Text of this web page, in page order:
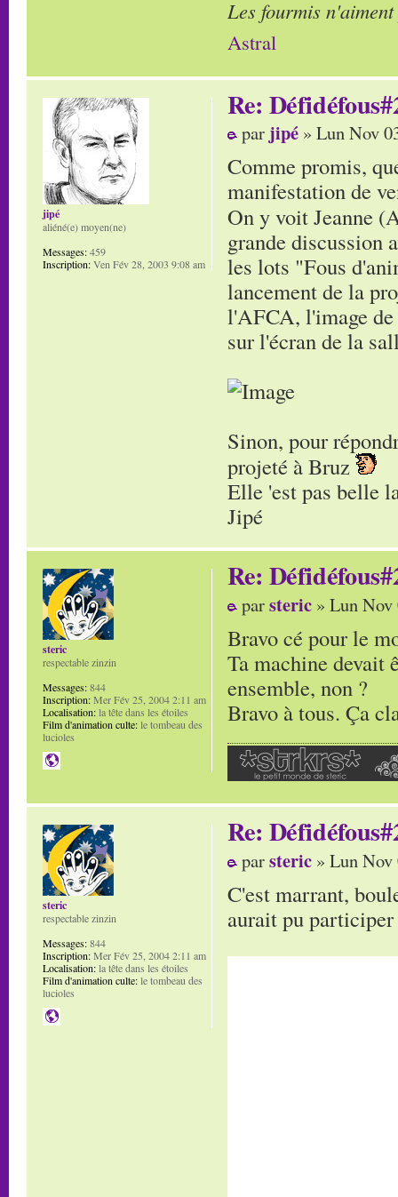
Les fourmis
Astral
Re:
par jipé » Lun Nov
Comme promis,
manifestation de
On y voit Jeanne
grande discussion
les lots "Fous
lancement de la
l'AFCA, l'image de
sur l'écran de la
Sinon, pour
projeté à Bruz
Elle 'est pas belle
Jipé
jipé
aliéné(e) moyen(ne)
Messages:459
Inscription:Ven Fév 28, 2003 9:08 am
Re:
parsteric » Lun Nov
Bravo cé pour le
Ta machine devait
ensemble, non ?
Bravo à tous. Ça
steric
respectable zinzin
Messages:844
Inscription:Mer Fév 25, 2004 2:11 am
Localisation:la tête dans les étoiles
Film d'animation culte:le tombeau des
lucioles
Re:
parsteric » Lun Nov
C'est marrant,
aurait pu
steric
respectable zinzin
Messages:844
Inscription:Mer Fév 25, 2004 2:11 am
Localisation:la tête dans les étoiles
Film d'animation culte:le tombeau des
lucioles